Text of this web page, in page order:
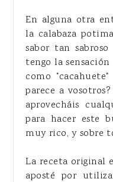
En alguna otra
la calabaza
sabor tan
tengo la
como
parece a
aprovecháis
para hacer este
muy rico, y sobre
La receta original
aposté por